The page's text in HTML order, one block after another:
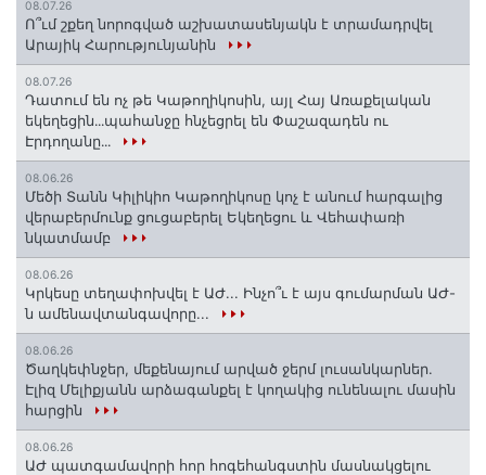
08.07.26
Ո՞ւմ շքեղ նորոգված աշխատասենյակն է տրամադրվել
Արայիկ Հարությունյանին
08.07.26
Դատում են ոչ թե Կաթողիկոսին, այլ Հայ Առաքելական
եկեղեցին․․․պահանջը հնչեցրել են Փաշազադեն ու
Էրդողանը․․․
08.06.26
Մեծի Տանն Կիլիկիո Կաթողիկոսը կոչ է անում հարգալից
վերաբերմունք ցուցաբերել Եկեղեցու և Վեհափառի
նկատմամբ
08.06.26
Կրկեսը տեղափոխվել է ԱԺ... Ինչո՞ւ է այս գումարման ԱԺ-
ն ամենավտանգավորը...
08.06.26
Ծաղկեփնջեր, մեքենայում արված ջերմ լուսանկարներ.
Էլիզ Մելիքյանն արձագանքել է կողակից ունենալու մասին
հարցին
08.06.26
ԱԺ պատգամավորի հոր հոգեհանգստին մասնակցելու